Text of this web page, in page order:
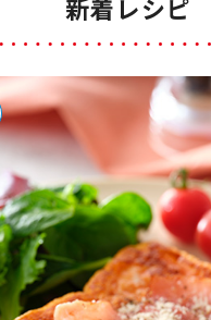
新着レシピ